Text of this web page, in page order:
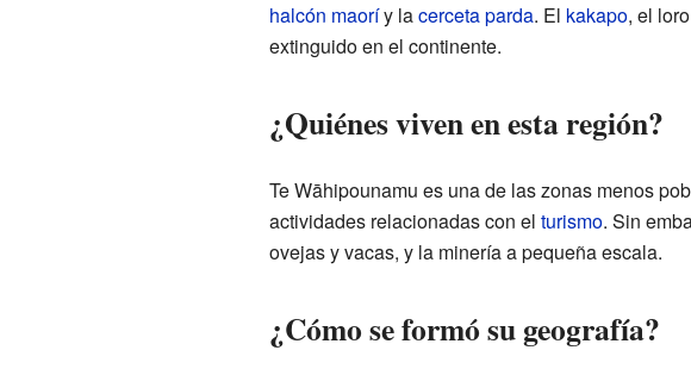
halcón maoríy lacerceta parda. El kakapo, el
extinguido en el continente.
¿Quiénes viven en esta región?
Te Wāhipounamu es una de las zonas menos
actividades relacionadas con el turismo. Sin
ovejas y vacas, y la minería a pequeña escala.
¿Cómo se formó su geografía?